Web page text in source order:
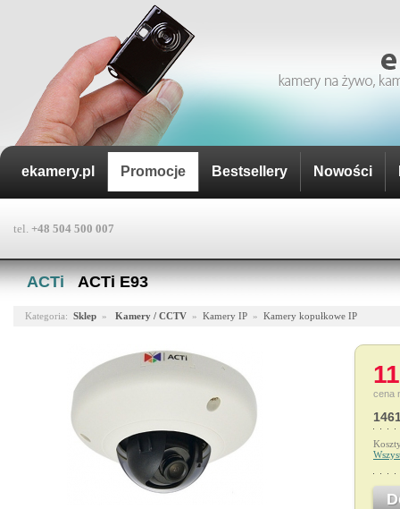
ekamery.pl Promocje Bestsellery Nowości
tel. +48 504 500 007
ACTi · ACTi E93
Kategoria: Sklep » Kamery / CCTV » Kamery IP » Kamery kopułkowe IP
cena